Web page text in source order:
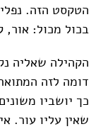
הטקסט הזה.
בכול מכול: אור,
הקהילה שאליה
דומה לזה
כך יושביו
שאין עליו עור.